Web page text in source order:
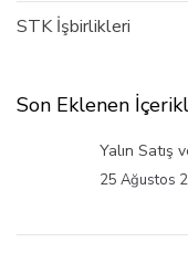
STK İşbirlikleri
Son Eklenen
Yalın Satış
25 Ağustos